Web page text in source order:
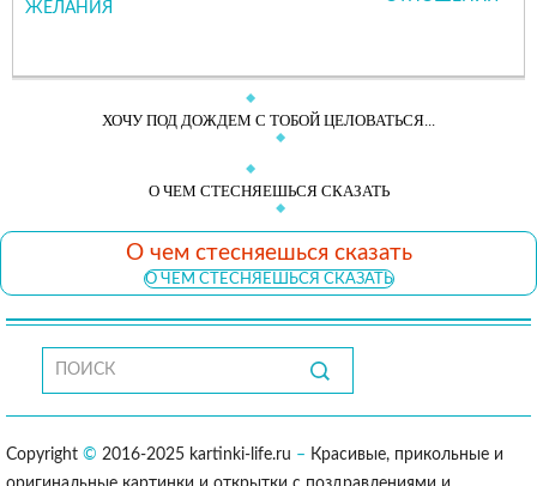
ЖЕЛАНИЯ
ХОЧУ ПОД ДОЖДЕМ С ТОБОЙ ЦЕЛОВАТЬСЯ...
О ЧЕМ СТЕСНЯЕШЬСЯ СКАЗАТЬ
О чем стесняешься сказать
О ЧЕМ СТЕСНЯЕШЬСЯ СКАЗАТЬ
Copyright © 2016-2025 kartinki-life.ru – Красивые, прикольные и